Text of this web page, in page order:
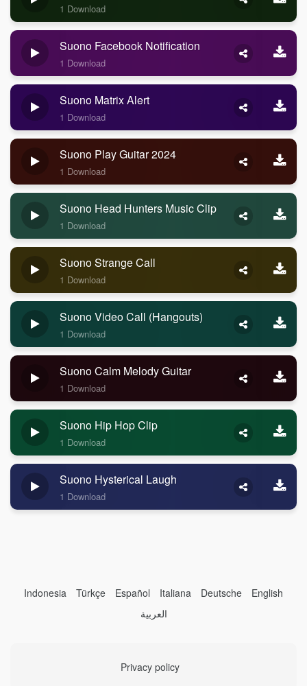
1 Download
Suono Facebook Notification
1 Download
Suono Matrix Alert
1 Download
Suono Play Guitar 2024
1 Download
Suono Head Hunters Music Clip
1 Download
Suono Strange Call
1 Download
Suono Video Call (Hangouts)
1 Download
Suono Calm Melody Guitar
1 Download
Suono Hip Hop Clip
1 Download
Suono Hysterical Laugh
1 Download
Indonesia Türkçe Español Italiana Deutsche
English
العربية
Privacy policy